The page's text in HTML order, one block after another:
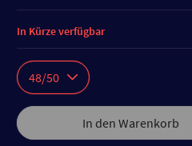
48/50
In den Warenkorb
In Kürze verfügbar